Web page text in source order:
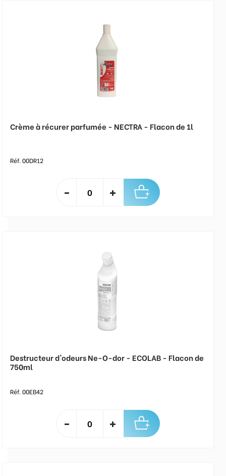
Crème à récurer parfumée - NECTRA - Flacon de 1l
Réf. 00DR12
Destructeur d'odeurs Ne-O-dor - ECOLAB - Flacon de
750ml
Réf. 00EB42